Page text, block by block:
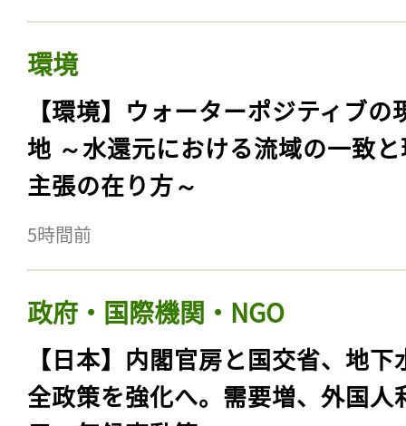
環境
【環境】ウォーターポジティブの
地 ～水還元における流域の一致
主張の在り方～
5時間前
政府・国際機関・NGO
【日本】内閣官房と国交省、地下
全政策を強化へ。需要増、外国人